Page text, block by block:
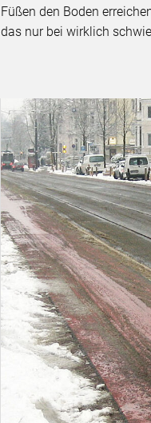
Füßen den Boden
das nur bei wirklich